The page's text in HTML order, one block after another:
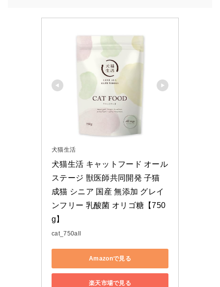
犬猫生活
犬猫生活 キャットフード オール
ステージ 獣医師共同開発 子猫
成猫 シニア 国産 無添加 グレイ
ンフリー 乳酸菌 オリゴ糖【750
g】
cat_750all
Amazonで見る
楽天市場で見る